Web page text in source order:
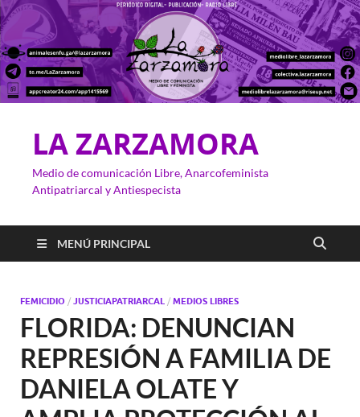
LA ZARZAMORA
Medio de comunicación Libre, Anarcofeminista
Antipatriarcal y Antiespecista
MENÚ PRINCIPAL
FEMICIDIO / JUSTICIAPATRIARCAL / MEDIOS LIBRES
FLORIDA: DENUNCIAN
REPRESIÓN A FAMILIA DE
DANIELA OLATE Y